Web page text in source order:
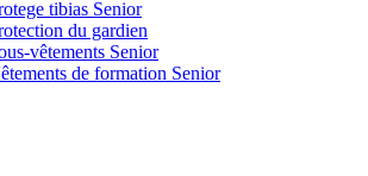
tibias Senior
du gardien
vêtements Senior
de formation Senior